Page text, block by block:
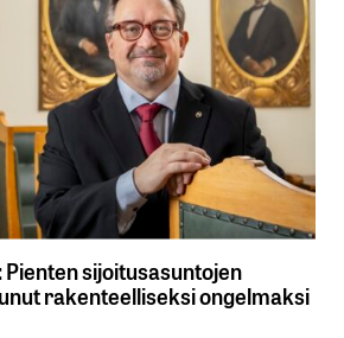
Pienten sijoitusasuntojen
rakenteelliseksi ongelmaksi